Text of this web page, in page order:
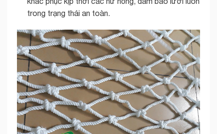
trong trạng thái an toàn.